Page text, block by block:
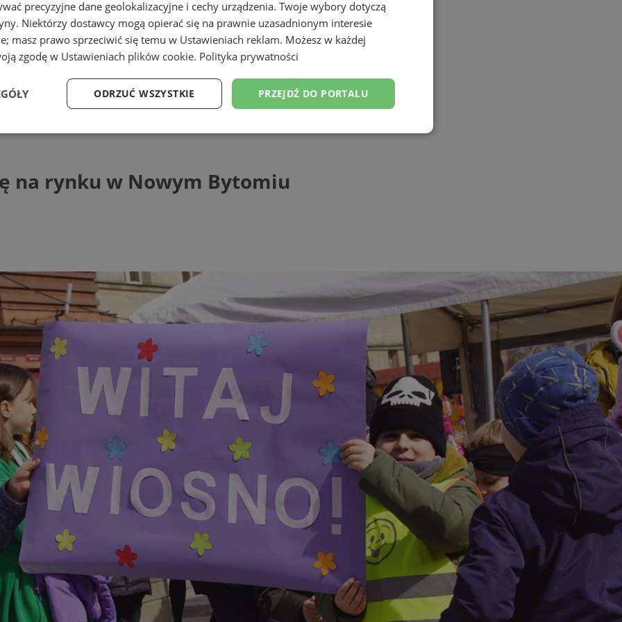
w Nowym Bytomiu
na rynku w Nowym Bytomiu
precyzyjne dane geolokalizacyjne i cechy urządzenia. Twoje wybory dotyczą
Niektórzy dostawcy mogą opierać się na prawnie uzasadnionym interesie
masz prawo sprzeciwić się temu w Ustawieniach reklam. Możesz w każdej
zgodę w Ustawieniach plików cookie. Polityka prywatności
PRZEJDŹ DO PORTALU
ODRZUĆ WSZYSTKIE
Wydajność Targetowanie Funkcjonalność Niesklasyfikowane
niezbędnych plików cookie nie można prawidłowo korzystać ze strony internetowej.
Provider/
Domena
Okres
przechowywania
rudaslaska.com.pl 1 rok
Ten plik cookie przechowuje identyfikator sesji.
rudaslaska.com.pl 1 rok
Ten plik cookie przechowuje identyfikator sesji.
rudaslaska.com.pl 1 rok
.tiktok.com 1 tydzień 3 dni
Ten plik cookie jest używany do celów
uwierzytelniania i bezpieczeństwa, zapewniając, że
użytkownicy pozostają zalogowani, a ich dane są
zabezpieczone, jak poruszać się przez witrynę
internetową lub interakcji z jej usług.
Cloudflare Inc.
30 minut
Ten plik cookie służy do rozróżniania ludzi i botów.
Jest to korzystne dla strony internetowej, ponieważ
umożliwia tworzenie ważnych raportów na temat
korzystania z jej witryny internetowej.
Cloudflare Inc.
.twitter.com
sekund
Ten plik cookie służy do rozróżniania ludzi i botów.
Jest to korzystne dla strony internetowej, ponieważ
umożliwia tworzenie ważnych raportów na temat
korzystania z jej witryny internetowej.
YouTube
.youtube.com
Ten plik cookie jest używany do przechowywania
zgody użytkownika i wyboru prywatności dla ich
interakcji z witryną. Rejestruje dane dotyczące
zgody odwiedzającego na różne polityki i
ustawienia prywatności, zapewniając, że ich
preferencje zostaną uhonorowane w przyszłych
sesjach.
CookieScript
4 tygodnie 2 dni
Ten plik cookie jest używany przez usługę Cookie-